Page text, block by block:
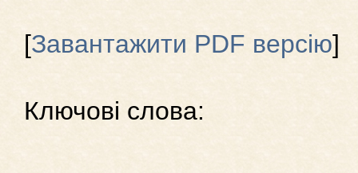
[Завантажити PDF версію]
Ключові слова: